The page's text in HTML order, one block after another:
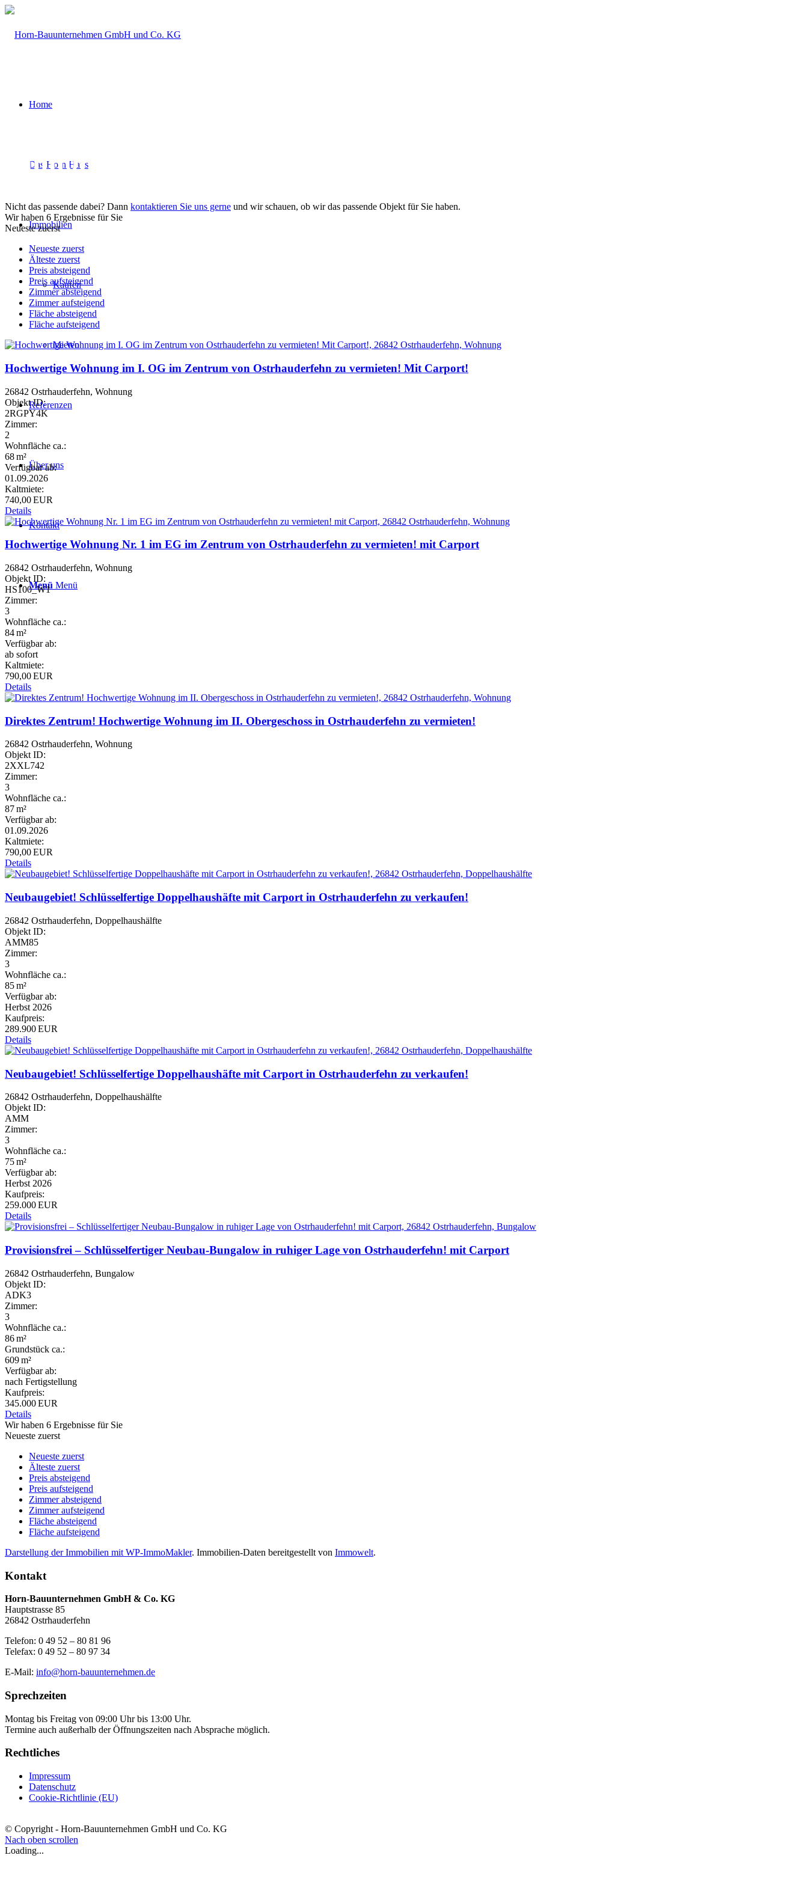
Home
Das Horn Haus
Immobilien
Kaufen
Mieten
Referenzen
Über uns
Kontakt
Menü Menü
Immobilien­angebot | in Ostrhauderfehn
Nicht das passende dabei? Dann kontaktieren Sie uns gerne und wir schauen, ob wir das passende Objekt für Sie haben.
Wir haben 6 Ergebnisse für Sie
Neueste zuerst
Neueste zuerst
Älteste zuerst
Preis absteigend
Preis aufsteigend
Zimmer absteigend
Zimmer aufsteigend
Fläche absteigend
Fläche aufsteigend
Hochwertige Wohnung im I. OG im Zentrum von Ostrhauderfehn zu vermieten! Mit Carport!
26842 Ostrhauderfehn, Wohnung
Objekt ID:
2RGPY4K
Zimmer:
2
Wohnfläche ca.:
68 m²
Verfügbar ab:
01.09.2026
Kaltmiete:
740,00 EUR
Details
Hochwertige Wohnung Nr. 1 im EG im Zentrum von Ostrhauderfehn zu vermieten! mit Carport
26842 Ostrhauderfehn, Wohnung
Objekt ID:
HS100_W1
Zimmer:
3
Wohnfläche ca.:
84 m²
Verfügbar ab:
ab sofort
Kaltmiete:
790,00 EUR
Details
Direktes Zentrum! Hochwertige Wohnung im II. Obergeschoss in Ostrhauderfehn zu vermieten!
26842 Ostrhauderfehn, Wohnung
Objekt ID:
2XXL742
Zimmer:
3
Wohnfläche ca.:
87 m²
Verfügbar ab:
01.09.2026
Kaltmiete:
790,00 EUR
Details
Neubaugebiet! Schlüsselfertige Doppelhaushäfte mit Carport in Ostrhauderfehn zu verkaufen!
26842 Ostrhauderfehn, Doppelhaushälfte
Objekt ID:
AMM85
Zimmer:
3
Wohnfläche ca.:
85 m²
Verfügbar ab:
Herbst 2026
Kaufpreis:
289.900 EUR
Details
Neubaugebiet! Schlüsselfertige Doppelhaushäfte mit Carport in Ostrhauderfehn zu verkaufen!
26842 Ostrhauderfehn, Doppelhaushälfte
Objekt ID:
AMM
Zimmer:
3
Wohnfläche ca.:
75 m²
Verfügbar ab:
Herbst 2026
Kaufpreis:
259.000 EUR
Details
Provisionsfrei – Schlüsselfertiger Neubau-Bungalow in ruhiger Lage von Ostrhauderfehn! mit Carport
26842 Ostrhauderfehn, Bungalow
Objekt ID:
ADK3
Zimmer:
3
Wohnfläche ca.:
86 m²
Grund­stück ca.:
609 m²
Verfügbar ab:
nach Fertigstellung
Kaufpreis:
345.000 EUR
Details
Wir haben 6 Ergebnisse für Sie
Neueste zuerst
Neueste zuerst
Älteste zuerst
Preis absteigend
Preis aufsteigend
Zimmer absteigend
Zimmer aufsteigend
Fläche absteigend
Fläche aufsteigend
Darstellung der Immobilien mit WP-ImmoMakler. Immobilien-Daten bereitgestellt von Immowelt.
Kontakt
Horn-Bauunternehmen GmbH & Co. KG
Hauptstrasse 85
26842 Ostrhauderfehn
Telefon: 0 49 52 – 80 81 96
Telefax: 0 49 52 – 80 97 34
E-Mail: info@horn-bauunternehmen.de
Sprechzeiten
Montag bis Freitag von 09:00 Uhr bis 13:00 Uhr.
Termine auch außerhalb der Öffnungszeiten nach Absprache möglich.
Rechtliches
Impressum
Datenschutz
Cookie-Richtlinie (EU)
© Copyright - Horn-Bauunternehmen GmbH und Co. KG
Nach oben scrollen
Loading...